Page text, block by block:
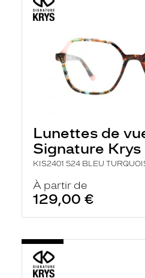
Lunettes de
Signature Krys
KIS2401 524 BLEU
À partir de
129,00 €